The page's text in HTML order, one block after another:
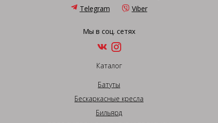
Telegram Viber
Мы в соц. сетях
Каталог
Батуты
Бескаркасные кресла
Бильярд